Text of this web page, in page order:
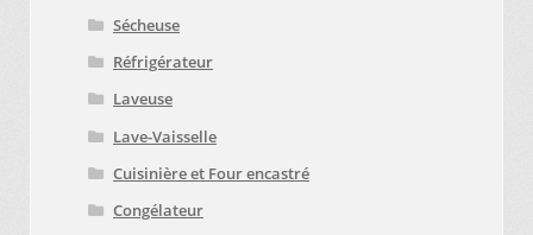
Sécheuse
Réfrigérateur
Laveuse
Lave-Vaisselle
Cuisinière et Four encastré
Congélateur